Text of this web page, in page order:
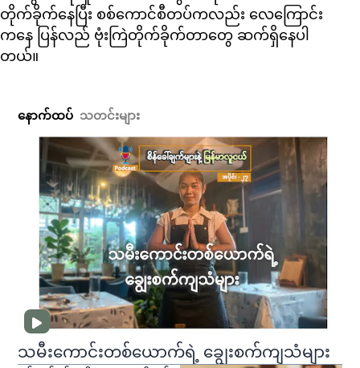
တိုက်ခိုက်နေပြီး စစ်ကောင်စီတပ်ကလည်း လေကြောင်း
ကနေ ပြန်လည် ဗုံးကြဲတိုက်ခိုက်တာတွေ ဆက်ရှိနေပါ
တယ်။
နောက်ထပ် သတင်းများ
သမီးကောင်းတစ်ယောက်ရဲ့ ချွေးစက်ကျသံများ